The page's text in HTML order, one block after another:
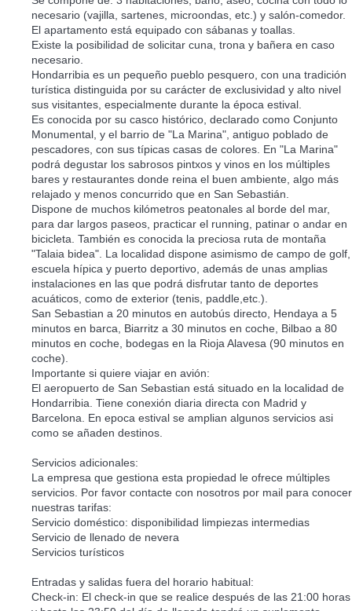
necesario (vajilla, sartenes, microondas, etc.) y salón-comedor.
El apartamento está equipado con sábanas y toallas.
Existe la posibilidad de solicitar cuna, trona y bañera en caso
necesario.
Hondarribia es un pequeño pueblo pesquero, con una tradición
turística distinguida por su carácter de exclusividad y alto nivel
sus visitantes, especialmente durante la época estival.
Es conocida por su casco histórico, declarado como Conjunto
Monumental, y el barrio de "La Marina", antiguo poblado de
pescadores, con sus típicas casas de colores. En "La Marina"
podrá degustar los sabrosos pintxos y vinos en los múltiples
bares y restaurantes donde reina el buen ambiente, algo más
relajado y menos concurrido que en San Sebastián.
Dispone de muchos kilómetros peatonales al borde del mar,
para dar largos paseos, practicar el running, patinar o andar en
bicicleta. También es conocida la preciosa ruta de montaña
"Talaia bidea". La localidad dispone asimismo de campo de golf,
escuela hípica y puerto deportivo, además de unas amplias
instalaciones en las que podrá disfrutar tanto de deportes
acuáticos, como de exterior (tenis, paddle,etc.).
San Sebastian a 20 minutos en autobús directo, Hendaya a 5
minutos en barca, Biarritz a 30 minutos en coche, Bilbao a 80
minutos en coche, bodegas en la Rioja Alavesa (90 minutos en
coche).
Importante si quiere viajar en avión:
El aeropuerto de San Sebastian está situado en la localidad de
Hondarribia. Tiene conexión diaria directa con Madrid y
Barcelona. En epoca estival se amplian algunos servicios asi
como se añaden destinos.
Servicios adicionales:
La empresa que gestiona esta propiedad le ofrece múltiples
servicios. Por favor contacte con nosotros por mail para conocer
nuestras tarifas:
Servicio doméstico: disponibilidad limpiezas intermedias
Servicio de llenado de nevera
Servicios turísticos
Entradas y salidas fuera del horario habitual:
Check-in: El check-in que se realice después de las 21:00 horas